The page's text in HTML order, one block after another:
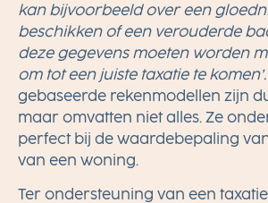
kan bijvoorbeeld over een
beschikken of een verouderde
deze gegevens moeten worden
om tot een juiste taxatie te komen’.
gebaseerde rekenmodellen zijn
maar omvatten niet alles. Ze
perfect bij de waardebepaling
van een woning.
Ter ondersteuning van een